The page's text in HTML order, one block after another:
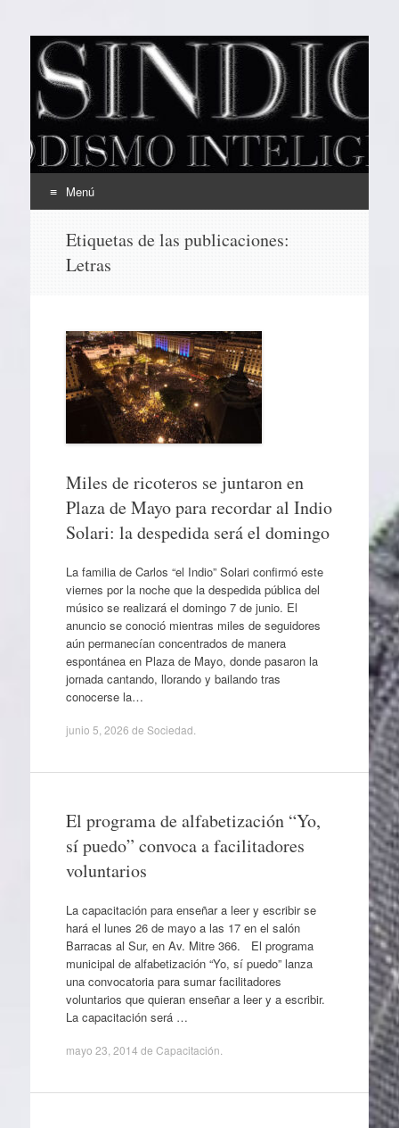
EL SINDICAL
Periodismo Inteligente
Menú
contenido
Etiquetas de las publicaciones:
Letras
Miles de ricoteros se juntaron en
Plaza de Mayo para recordar al Indio
Solari: la despedida será el domingo
La familia de Carlos “el Indio” Solari confirmó este
viernes por la noche que la despedida pública del
músico se realizará el domingo 7 de junio. El
anuncio se conoció mientras miles de seguidores
aún permanecían concentrados de manera
espontánea en Plaza de Mayo, donde pasaron la
jornada cantando, llorando y bailando tras
conocerse la…
junio 5, 2026 de Sociedad
El programa de alfabetización “Yo,
sí puedo” convoca a facilitadores
voluntarios
La capacitación para enseñar a leer y escribir se
hará el lunes 26 de mayo a las 17 en el salón
Barracas al Sur, en Av. Mitre 366. El programa
municipal de alfabetización “Yo, sí puedo” lanza
una convocatoria para sumar facilitadores
voluntarios que quieran enseñar a leer y a escribir.
La capacitación será …
mayo 23, 2014 de Capacitación